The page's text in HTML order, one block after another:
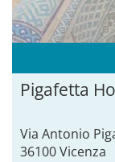
Pigafetta
Via Antonio
36100 Vicenza